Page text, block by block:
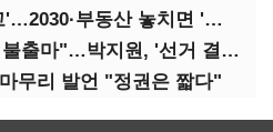
서울시장 선거의 '경고'…2030·부동산 놓치면 '총선도 대선도' 패배
"지도부 사퇴, 정청래 불출마"…박지원, '선거 결과 책임' 강조
무리 발언 "정권은 짧다"